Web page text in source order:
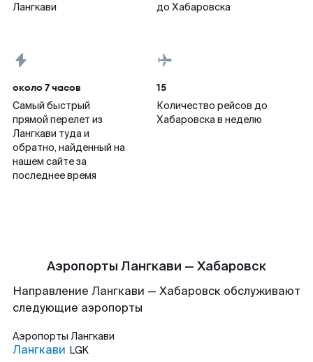
Лангкави
до Хабаровска
около 7 часов
Самый быстрый
прямой перелет из
Лангкави туда и
обратно, найденный на
нашем сайте за
последнее время
15
Количество рейсов до
Хабаровска в неделю
Аэропорты Лангкави — Хабаровск
Направление Лангкави — Хабаровск обслуживают
следующие аэропорты
Аэропорты Лангкави
Лангкави LGK